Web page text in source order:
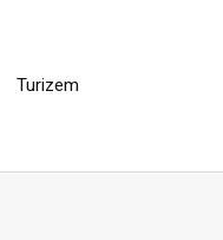
Turizem